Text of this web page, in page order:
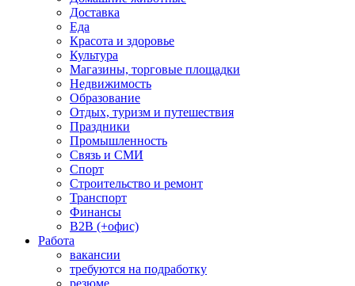
Доставка
Еда
Красота и здоровье
Культура
Магазины, торговые площадки
Недвижимость
Образование
Отдых, туризм и путешествия
Праздники
Промышленность
Связь и СМИ
Спорт
Строительство и ремонт
Транспорт
Финансы
B2B (+офис)
Работа
вакансии
требуются на подработку
резюме